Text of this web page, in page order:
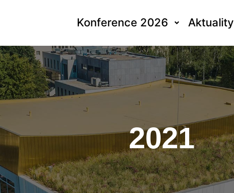
Konference 2026 Aktuality
2021